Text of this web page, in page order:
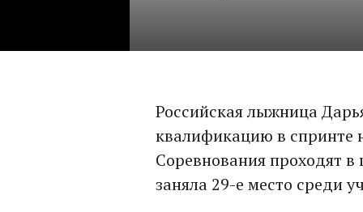
Российская лыжница
квалификацию в спринте
Соревнования проходят
заняла 29-е место среди